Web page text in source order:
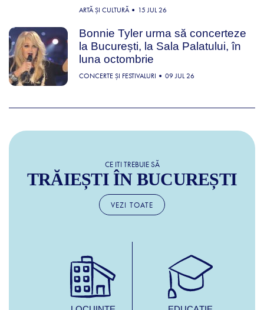
ARTĂ ȘI CULTURĂ 15 JUL 26
Bonnie Tyler urma să concerteze
la București, la Sala Palatului, în
luna octombrie
CONCERTE ȘI FESTIVALURI 09 JUL 26
CE ITI TREBUIE SĂ
TRĂIEȘTI ÎN BUCUREȘTI
VEZI TOATE